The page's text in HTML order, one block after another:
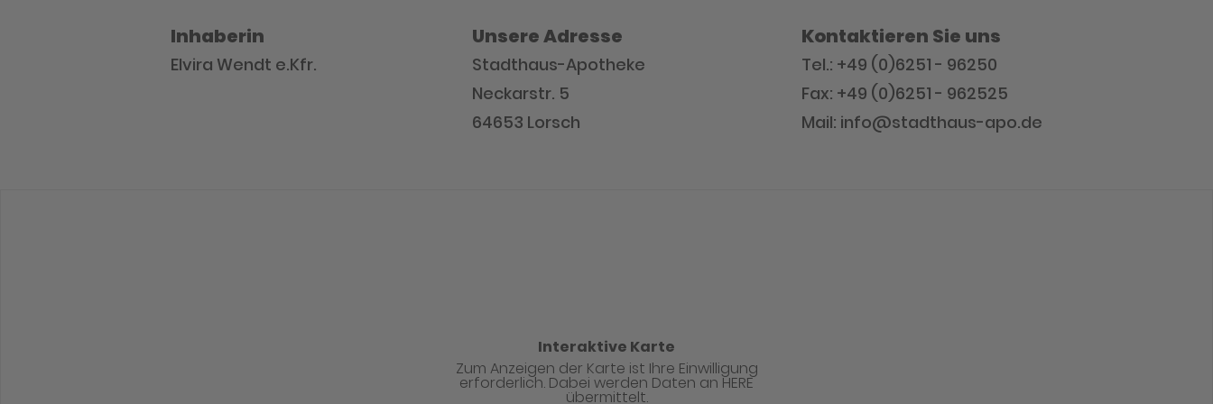
Inhaberin
Elvira Wendt e.Kfr.
Unsere Adresse
Stadthaus-Apotheke
Neckarstr. 5
64653 Lorsch
Kontaktieren Sie uns
Tel.: +49 (0)6251 - 96250
Fax: +49 (0)6251 - 962525
Mail: info@stadthaus-apo.de
Interaktive Karte
Zum Anzeigen der Karte ist Ihre Einwilligung
erforderlich. Dabei werden Daten an HERE
übermittelt.